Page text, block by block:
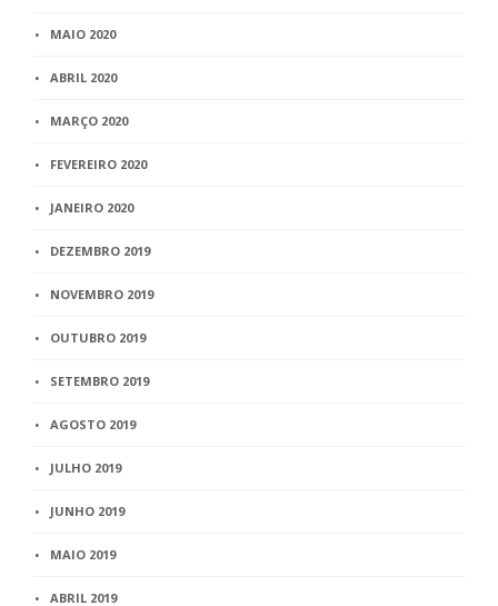
MAIO 2020
ABRIL 2020
MARÇO 2020
FEVEREIRO 2020
JANEIRO 2020
DEZEMBRO 2019
NOVEMBRO 2019
OUTUBRO 2019
SETEMBRO 2019
AGOSTO 2019
JULHO 2019
JUNHO 2019
MAIO 2019
ABRIL 2019